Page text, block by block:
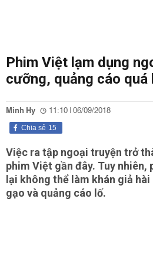
Phim Việt lạm dụng
cưỡng, quảng cáo quá
Minh Hy 11:10 | 06/09/2018
15
Chia sẻ
Việc ra tập ngoại truyện trở
phim Việt gần đây. Tuy nhiên,
lại không thể làm khán giả
gạo và quảng cáo lố.